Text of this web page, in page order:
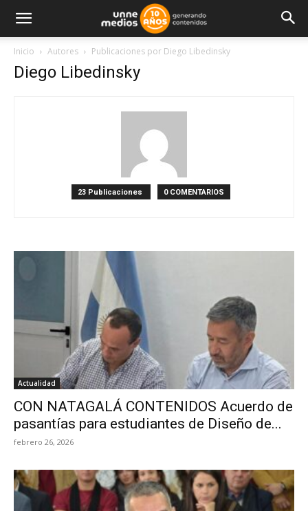
Inicio Autores Publicaciones por Diego Libedinsky
Diego Libedinsky
23 Publicaciones 0 COMENTARIOS
Actualidad
CON NATAGALÁ CONTENIDOS Acuerdo de
pasantías para estudiantes de Diseño de...
febrero 26, 2026